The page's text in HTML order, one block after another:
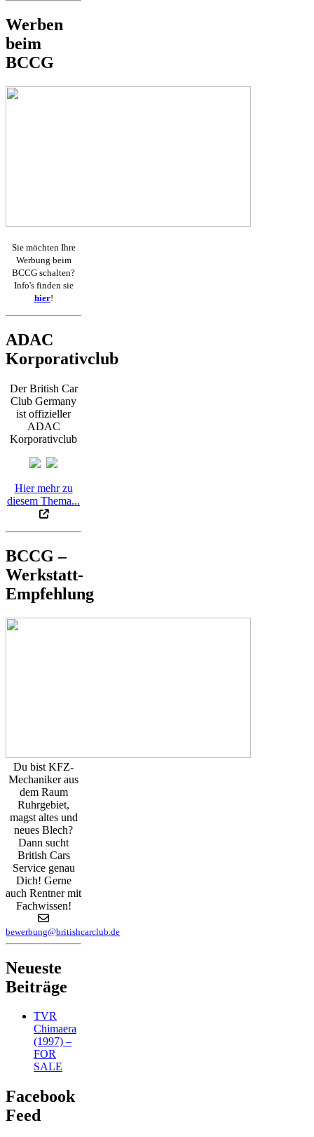
Werben
beim
BCCG
Sie möchten Ihre
Werbung beim
BCCG schalten?
Info's finden sie
hier!
ADAC
Korporativclub
Der British Car
Club Germany
ist offizieller
ADAC
Korporativclub
Hier mehr zu
diesem Thema...
BCCG –
Werkstatt-
Empfehlung
Du bist KFZ-
Mechaniker aus
dem Raum
Ruhrgebiet,
magst altes und
neues Blech?
Dann sucht
British Cars
Service genau
Dich! Gerne
auch Rentner mit
Fachwissen!
bewerbung@britishcarclub.de
Neueste
Beiträge
TVR
Chimaera
(1997) –
FOR
SALE
Facebook
Feed